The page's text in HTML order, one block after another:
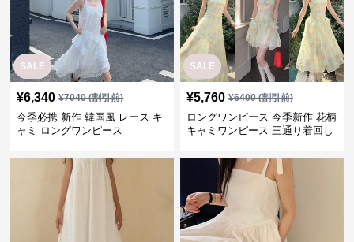
SALE
¥6,340 ¥7040(割引前)
今季必携 新作 韓国風 レース キ
ャミ ロングワンピース
SALE
¥5,760 ¥6400(割引前)
ロングワンピース 今季新作 花柄
キャミワンピース 三通り着回し